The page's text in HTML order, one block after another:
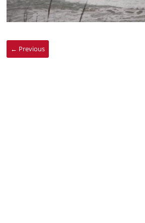
← Previous